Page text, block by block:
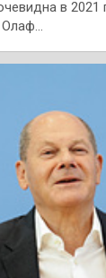
в
Олаф…